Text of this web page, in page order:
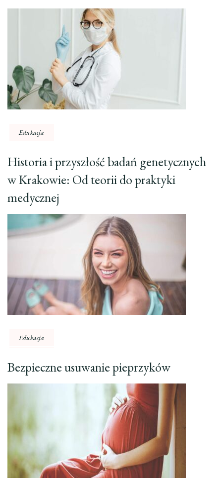
Edukacja
Historia i przyszłość badań genetycznych
w Krakowie: Od teorii do praktyki
medycznej
Edukacja
Bezpieczne usuwanie pieprzyków